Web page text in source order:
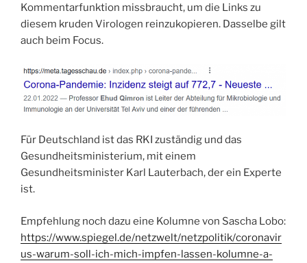
Kommentarfunktion missbraucht, um die Links zu
diesem kruden Virologen reinzukopieren. Dasselbe gilt
auch beim Focus.
Für Deutschland ist das RKI zuständig und das
Gesundheitsministerium, mit einem
Gesundheitsminister Karl Lauterbach, der ein Experte
ist.
Empfehlung noch dazu eine Kolumne von Sascha Lobo:
https://www.spiegel.de/netzwelt/netzpolitik/coronavir
us-warum-soll-ich-mich-impfen-lassen-kolumne-a-